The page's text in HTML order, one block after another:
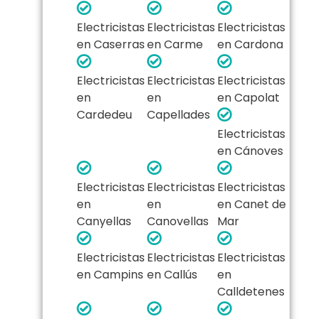
Electricistas
en Caserras
Electricistas
en Carme
Electricistas
en Cardona
Electricistas
en
Cardedeu
Electricistas
en
Capellades
Electricistas
en Capolat
Electricistas
en Cánoves
Electricistas
en
Canyellas
Electricistas
en
Canovellas
Electricistas
en Canet de
Mar
Electricistas
en Campins
Electricistas
en Callús
Electricistas
en
Calldetenes